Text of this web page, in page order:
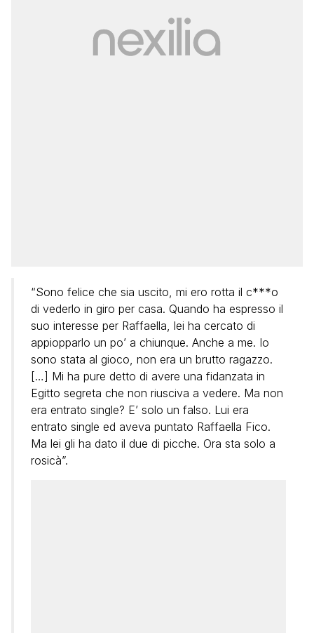
“Sono felice che sia uscito, mi ero rotta il c***o
di vederlo in giro per casa. Quando ha espresso il
suo interesse per Raffaella, lei ha cercato di
appiopparlo un po’ a chiunque. Anche a me. Io
sono stata al gioco, non era un brutto ragazzo.
[…] Mi ha pure detto di avere una fidanzata in
Egitto segreta che non riusciva a vedere. Ma non
era entrato single? E’ solo un falso. Lui era
entrato single ed aveva puntato Raffaella Fico.
Ma lei gli ha dato il due di picche. Ora sta solo a
rosicà”.